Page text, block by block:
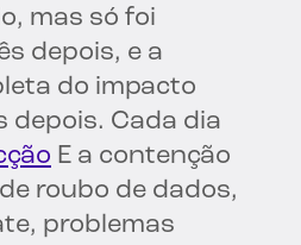
mas só foi
depois, e a
do impacto
depois. Cada dia
E a contenção
roubo de dados,
problemas